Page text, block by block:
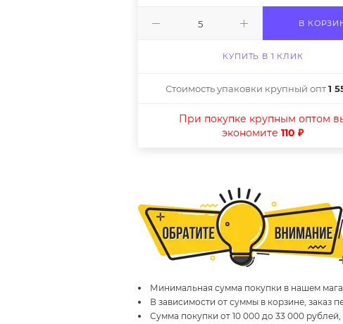
В
КУПИТЬ В 1 КЛИК
Стоимость упаковки крупный опт1
При покупке крупным оптом
экономите110 ₽
Минимальная сумма покупки в нашем
В зависимости от суммы в корзине, заказ
Сумма покупки от 10 000 до 33 000 рублей,